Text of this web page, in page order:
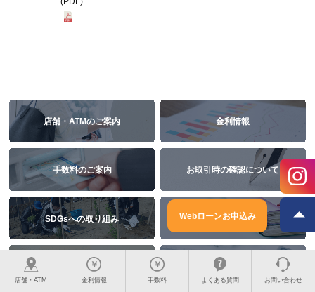
店舗・ATMのご案内 金利情報
手数料のご案内 お取引時の確認について
SDGsへの取り組み 規定集
よくある質問 お問い合わせ
店舗・ATM 金利情報 手数料 よくある質問 お問い合わせ
Webローンお申込み